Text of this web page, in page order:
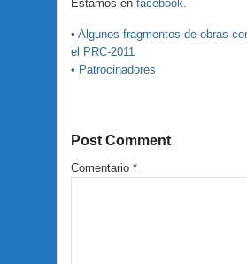
Estamos en facebook.
• Algunos fragmentos de obras
el PRC-2011
• Patrocinadores
Post Comment
Comentario *